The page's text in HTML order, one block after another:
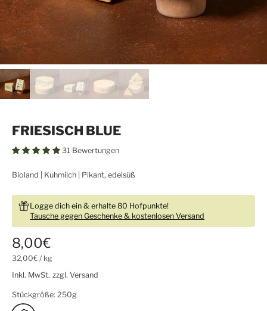
FRIESISCH BLUE
31 Bewertungen
Bioland Kuhmilch Pikant, edelsüß
Logge dich ein & erhalte 80 Hofpunkte!
Tausche gegen Geschenke & kostenlosen Versand
8,00€
32,00€ / kg
Inkl. MwSt. zzgl. Versand
Stückgröße: 250g